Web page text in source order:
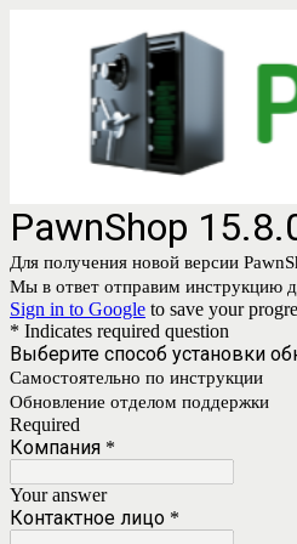
PawnShop
Для получения новой версии
Мы в ответ отправим инструкцию
Sign in to Google to save your
* Indicates required question
Выберите способ установки
Самостоятельно по инструкции
Обновление отделом поддержки
Required
Компания *
Your answer
Контактное лицо *